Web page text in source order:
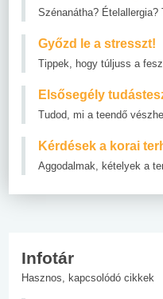
Szénanátha? Ételallergia?
Győzd le a stresszt!
Tippek, hogy túljuss a
Elsősegély
Tudod, mi a teendő
Kérdések a korai
Aggodalmak, kételyek a
Infotár
Hasznos, kapcsolódó cikkek